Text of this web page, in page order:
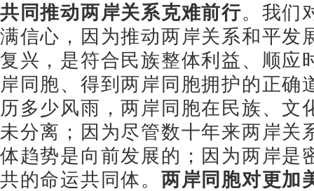
共同推动两岸关系克难前行。我们
满信心，因为推动两岸关系和平发
复兴，是符合民族整体利益、顺应
岸同胞、得到两岸同胞拥护的正确
历多少风雨，两岸同胞在民族、文
未分离；因为尽管数十年来两岸关
体趋势是向前发展的；因为两岸是
共的命运共同体。 两岸同胞对更加